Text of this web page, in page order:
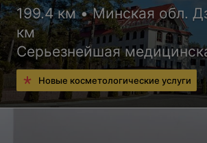
199.4 км • Минская обл.
км
Серьезнейшая
квалифицированные
корпусов санатория
высококлассный отдых с
Новые косметологические услуги